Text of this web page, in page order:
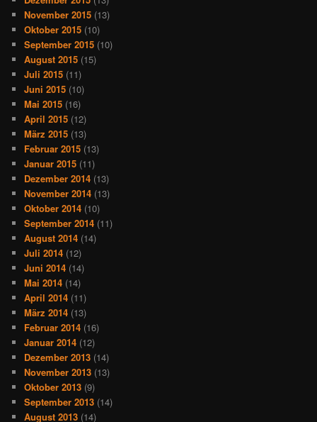
November 2015 (13)
Oktober 2015 (10)
September 2015 (10)
August 2015 (15)
Juli 2015 (11)
Juni 2015 (10)
Mai 2015 (16)
April 2015 (12)
März 2015 (13)
Februar 2015 (13)
Januar 2015 (11)
Dezember 2014 (13)
November 2014 (13)
Oktober 2014 (10)
September 2014 (11)
August 2014 (14)
Juli 2014 (12)
Juni 2014 (14)
Mai 2014 (14)
April 2014 (11)
März 2014 (13)
Februar 2014 (16)
Januar 2014 (12)
Dezember 2013 (14)
November 2013 (13)
Oktober 2013 (9)
September 2013 (14)
August 2013 (14)